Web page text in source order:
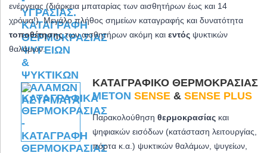
ενέργειας (διάρκεια μπαταρίας των αισθητήρων έως και 14
χρόνια!). Μεγάλο πλήθος σημείων καταγραφής και δυνατότητα
τοποθέτησηςτων αισθητήρων ακόμη και εντός ψυκτικών
θαλάμων.
ΚΑΤΑΓΡΑΦΙΚΌ ΘΕΡΜΟΚΡΑΣΊΑΣ
METON SENSE & SENSE PLUS
Παρακολούθηση θερμοκρασίας και
ψηφιακών εισόδων (κατάσταση λειτουργίας,
πόρτα κ.α.) ψυκτικών θαλάμων, ψυγείων,